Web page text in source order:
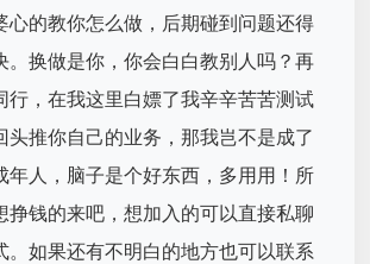
心的教你怎么做，后期碰到问题还得
。换做是你，你会白白教别人吗？再
行，在我这里白嫖了我辛辛苦苦测试
头推你自己的业务，那我岂不是成了
年人，脑子是个好东西，多用用！所
挣钱的来吧，想加入的可以直接私聊
。如果还有不明白的地方也可以联系